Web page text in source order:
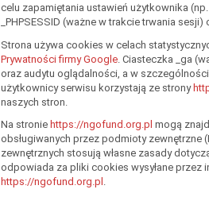
celu zapamiętania ustawień użytkownika
_PHPSESSID (ważne w trakcie trwania
Strona używa cookies w celach
Prywatności firmy Google . Ciasteczka _ga
oraz audytu oglądalności, a w
użytkownicy serwisu korzystają ze strony
naszych stron.
Na stronie https://ngofund.org.pl mogą
obsługiwanych przez podmioty zewnętrzne
zewnętrznych stosują własne zasady
odpowiada za pliki cookies wysyłane przez
https://ngofund.org.pl .